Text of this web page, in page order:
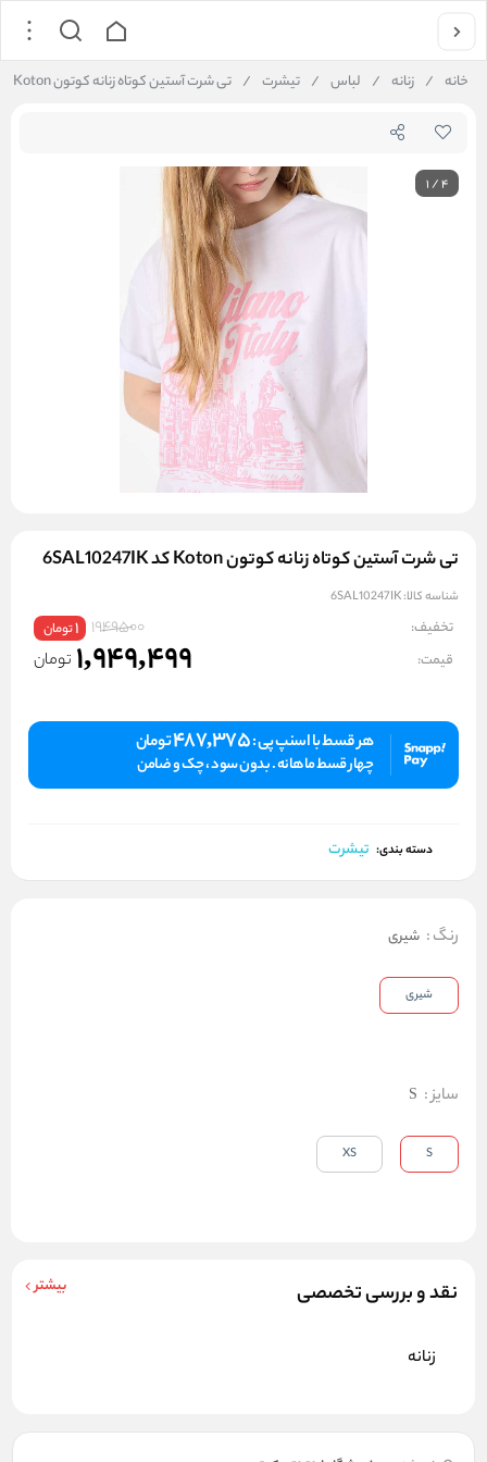
خانه / زنانه / لباس / تیشرت / تی شرت آستین کوتاه زنانه کوتون Koton کد 6SAL10247IK
1/4
تی شرت آستین کوتاه زنانه کوتون Koton کد 6SAL10247IK
شناسه کالا:6SAL10247IK
تخفیف: 1949500
1تومان
قیمت: 1,949,499 تومان
هر قسط با اسنپ پی :487,375تومان
چهار قسط ماهانه . بدون سود ، چک و ضامن
دسته بندی: تیشرت
نقد و بررسی تخصصی بیشتر
زنانه
رنگ: شیری
شیری
سایز:
S
S
XS